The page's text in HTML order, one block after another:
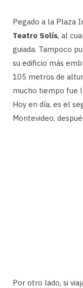
Pegado a la Plaza
Teatro Solís, al
guiada. Tampoco
su edificio más
105 metros de
mucho tiempo fue
Hoy en día, es el
Montevideo,
Por otro lado, si